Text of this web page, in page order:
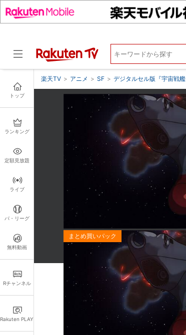
トップ
ランキング
定額見放題
ライブ
パ・リーグ
無料動画
Rチャンネル
Rakuten PLAY
楽天TV > アニメ > SF > デジタルセル版『宇宙戦
お得なパック一覧
デジタルセル版『宇宙戦艦ヤマ